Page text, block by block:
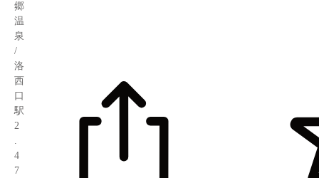
郷
温
泉
/
洛
西
口
駅
2
4
7